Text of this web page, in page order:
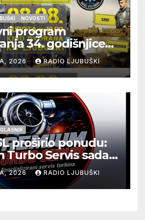
NOVOSTI
program
34. godišnjice
Blaža
i osmorice
HOS-a
2026 RADIO LJUBUŠKI
proširio ponudu:
Turbo Servis sada
adresi u Ljubuškom
2026 RADIO LJUBUŠKI